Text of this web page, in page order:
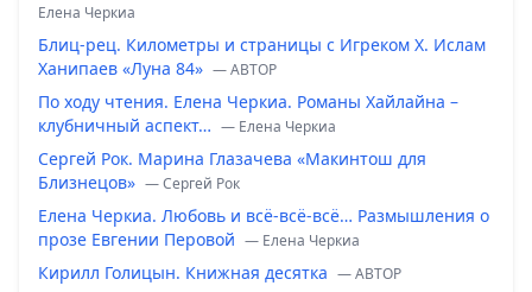
Елена Черкиа
Блиц-рец. Километры и страницы с Игреком Х. Ислам
Ханипаев «Луна 84» — ABTOP
По ходу чтения. Елена Черкиа. Романы Хайлайна –
клубничный аспект… — Елена Черкиа
Сергей Рок. Марина Глазачева «Макинтош для
Близнецов» — Сергей Рок
Елена Черкиа. Любовь и всё-всё-всё… Размышления о
прозе Евгении Перовой — Елена Черкиа
Кирилл Голицын. Книжная десятка — ABTOP